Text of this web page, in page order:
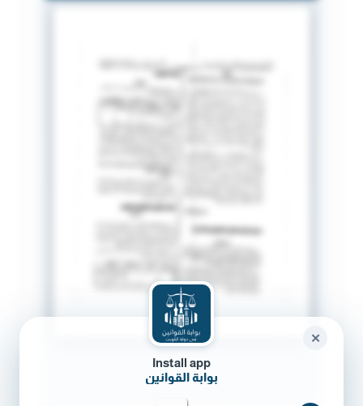
Install app
بوابة القوانين
✕